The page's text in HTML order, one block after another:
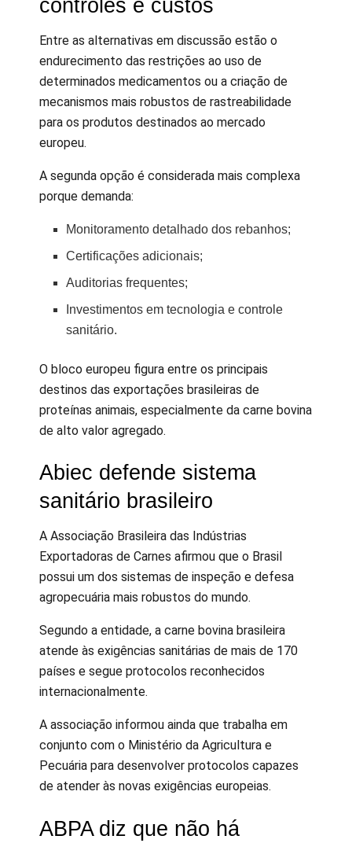
controles e custos
Entre as alternativas em discussão estão o
endurecimento das restrições ao uso de
determinados medicamentos ou a criação de
mecanismos mais robustos de rastreabilidade
para os produtos destinados ao mercado
europeu.
A segunda opção é considerada mais complexa
porque demanda:
Monitoramento detalhado dos rebanhos;
Certificações adicionais;
Auditorias frequentes;
Investimentos em tecnologia e controle
sanitário.
O bloco europeu figura entre os principais
destinos das exportações brasileiras de
proteínas animais, especialmente da carne bovina
de alto valor agregado.
Abiec defende sistema
sanitário brasileiro
A Associação Brasileira das Indústrias
Exportadoras de Carnes afirmou que o Brasil
possui um dos sistemas de inspeção e defesa
agropecuária mais robustos do mundo.
Segundo a entidade, a carne bovina brasileira
atende às exigências sanitárias de mais de 170
países e segue protocolos reconhecidos
internacionalmente.
A associação informou ainda que trabalha em
conjunto com o Ministério da Agricultura e
Pecuária para desenvolver protocolos capazes
de atender às novas exigências europeias.
ABPA diz que não há